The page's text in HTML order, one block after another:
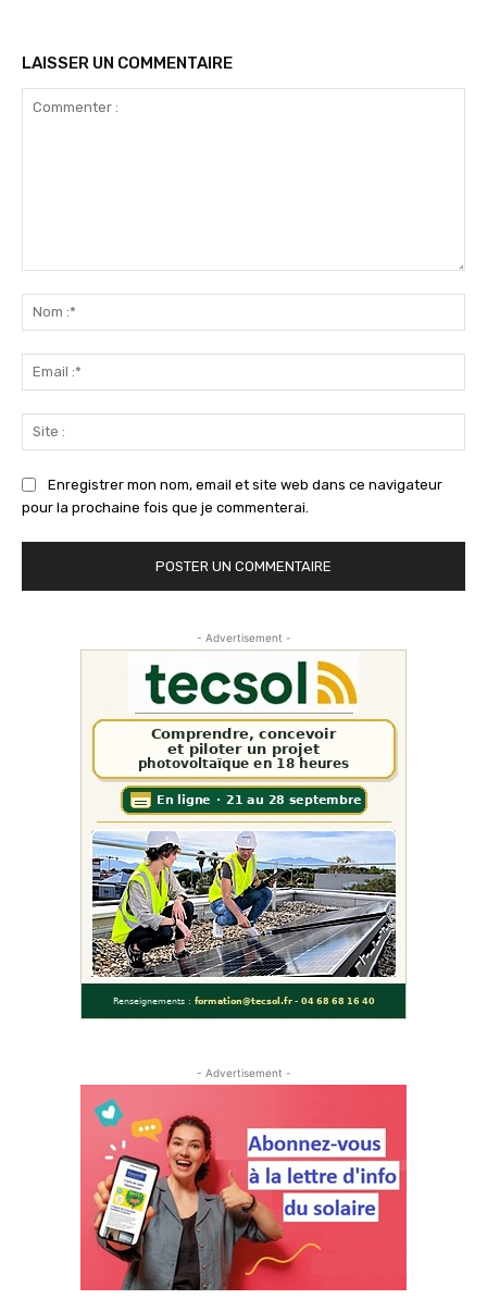
LAISSER UN COMMENTAIRE
Enregistrer mon nom, email et site web dans ce navigateur
pour la prochaine fois que je commenterai.
- Advertisement -
- Advertisement -